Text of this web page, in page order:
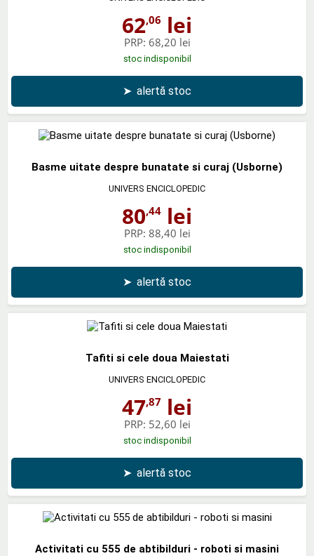
62,06 lei
PRP: 68,20 lei
stoc indisponibil
➤ alertă stoc
Basme uitate despre bunatate si curaj (Usborne)
UNIVERS ENCICLOPEDIC
80,44 lei
PRP: 88,40 lei
stoc indisponibil
➤ alertă stoc
Tafiti si cele doua Maiestati
UNIVERS ENCICLOPEDIC
47,87 lei
PRP: 52,60 lei
stoc indisponibil
➤ alertă stoc
Activitati cu 555 de abtibilduri - roboti si masini